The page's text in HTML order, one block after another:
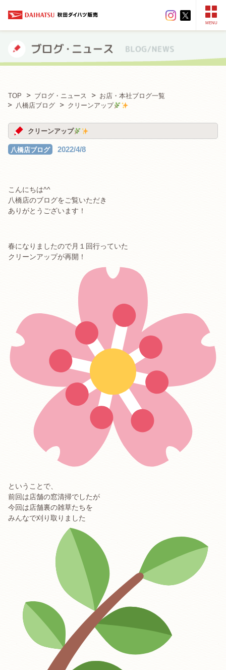
MENU
TOP ブログ・ニュース
お店・本社ブログ一覧
八橋店ブログ
クリーンアップ
クリーンアップ
八橋店ブログ 2022/4/8
こんにちは^^
八橋店のブログをご覧いただき
ありがとうございます！
春になりましたので月１回行っていた
クリーンアップが再開！
ということで、
前回は店舗の窓清掃でしたが
今回は店舗裏の雑草たちを
みんなで刈り取りました